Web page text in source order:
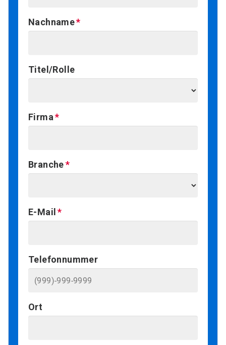
Nachname
Titel/Rolle
Firma
Branche
E-Mail
Telefonnummer
Ort